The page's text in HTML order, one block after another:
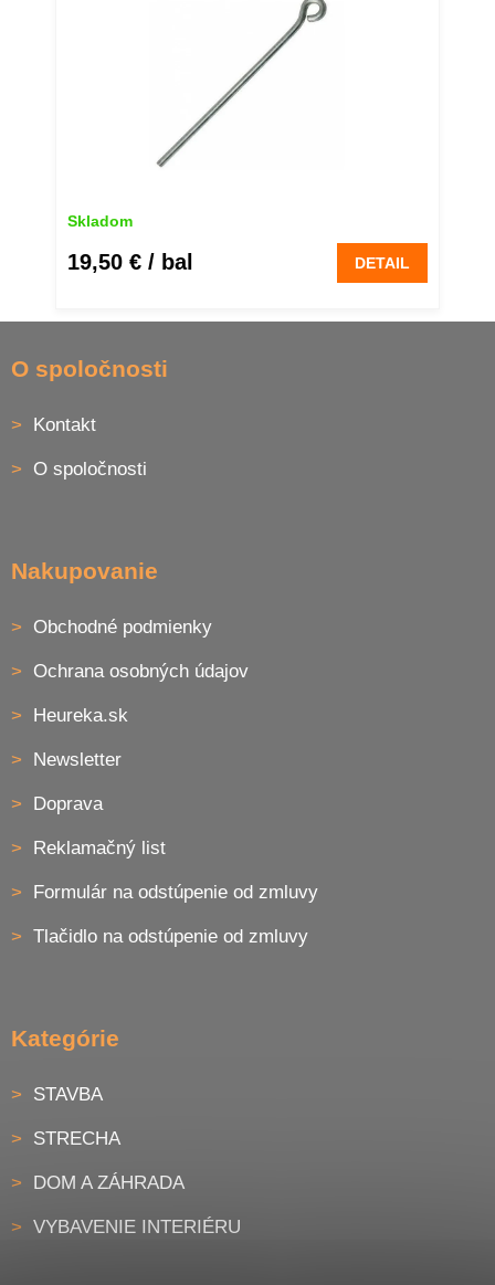
Skladom
19,50 € / bal DETAIL
O spoločnosti
Kontakt
O spoločnosti
Nakupovanie
Obchodné podmienky
Ochrana osobných údajov
Heureka.sk
Newsletter
Doprava
Reklamačný list
Formulár na odstúpenie od zmluvy
Tlačidlo na odstúpenie od zmluvy
Kategórie
STAVBA
STRECHA
DOM A ZÁHRADA
VYBAVENIE INTERIÉRU